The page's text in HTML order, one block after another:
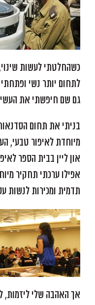
כשהחלטתי לעשות
לתחום יותר נשי
גם שם חיפשתי את
בניתי את תחום
מיוחדת לאיפור טבעי,
און ליין בבית הספר
אפילו ערכתי תחקיר
תדמית ומכירות לנשות
אך האהבה שלי ליזמות,